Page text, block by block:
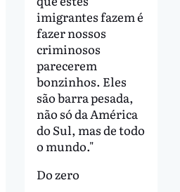
imigrantes fazem é
fazer nossos
criminosos
parecerem
bonzinhos. Eles
são barra pesada,
não só da América
do Sul, mas de todo
o mundo."
Do zero